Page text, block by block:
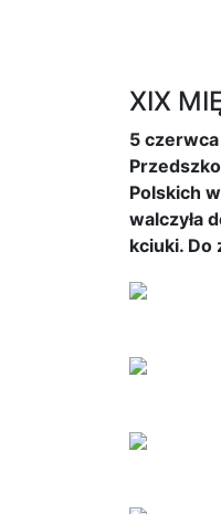
XIX
5
Polskich
walczyła
kciuki. Do